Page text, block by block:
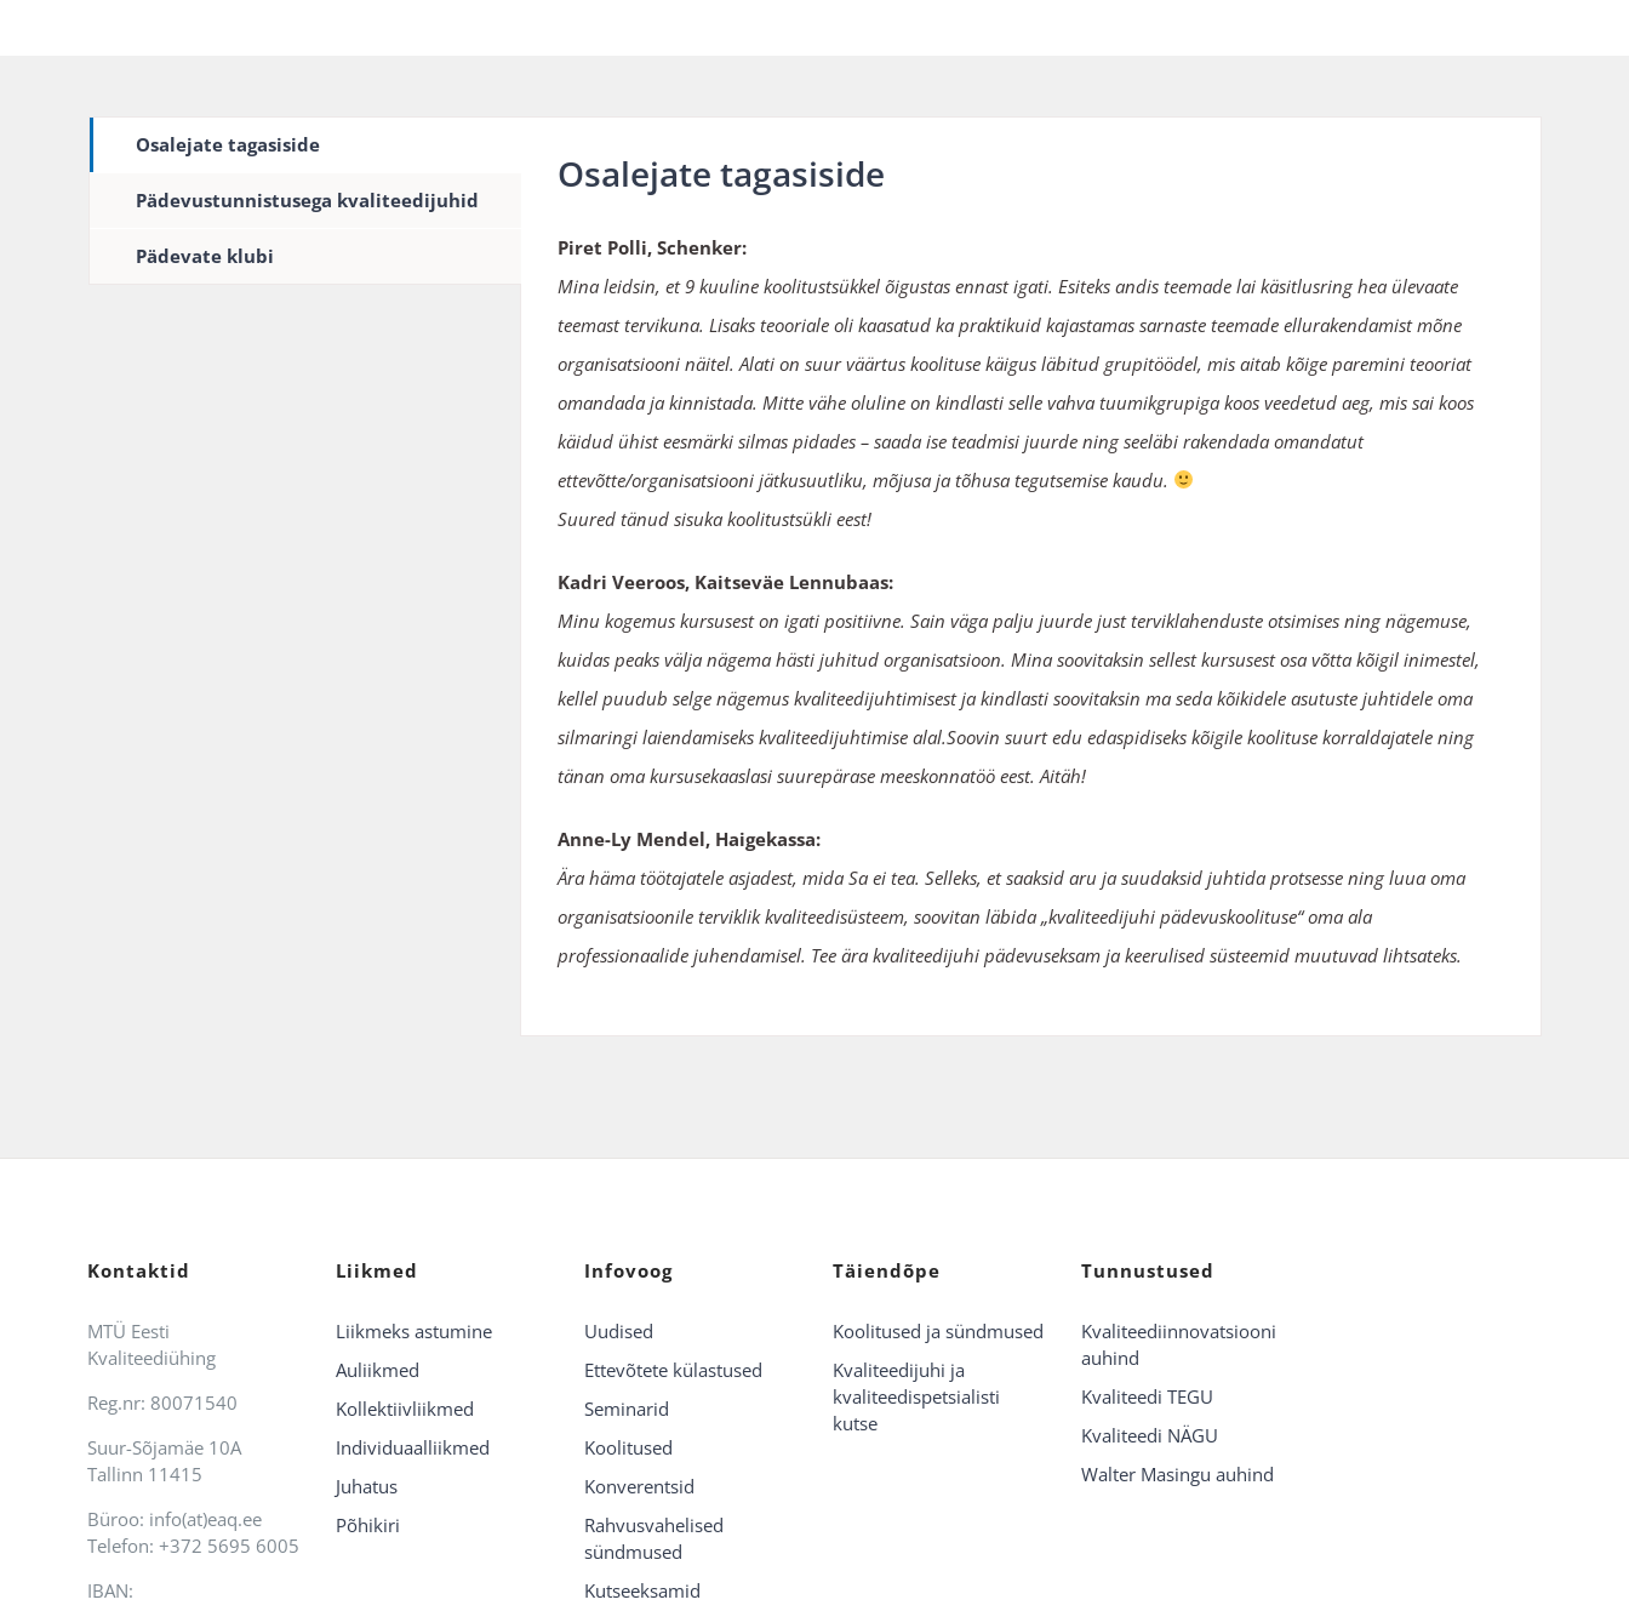
Osalejate tagasiside
Pädevustunnistusega kvaliteedijuhid
Pädevate klubi
Osalejate tagasiside
Piret Polli, Schenker:
Mina leidsin, et 9 kuuline koolitustsükkel õigustas ennast igati. Esiteks andis teemade lai käsitlusring hea ülevaate
teemast tervikuna. Lisaks teooriale oli kaasatud ka praktikuid kajastamas sarnaste teemade ellurakendamist mõne
organisatsiooni näitel. Alati on suur väärtus koolituse käigus läbitud grupitöödel, mis aitab kõige paremini teooriat
omandada ja kinnistada. Mitte vähe oluline on kindlasti selle vahva tuumikgrupiga koos veedetud aeg, mis sai koos
käidud ühist eesmärki silmas pidades – saada ise teadmisi juurde ning seeläbi rakendada omandatut
ettevõtte/organisatsiooni jätkusuutliku, mõjusa ja tõhusa tegutsemise kaudu.
Suured tänud sisuka koolitustsükli eest!
Kadri Veeroos, Kaitseväe Lennubaas:
Minu kogemus kursusest on igati positiivne. Sain väga palju juurde just terviklahenduste otsimises ning nägemuse,
kuidas peaks välja nägema hästi juhitud organisatsioon. Mina soovitaksin sellest kursusest osa võtta kõigil inimestel,
kellel puudub selge nägemus kvaliteedijuhtimisest ja kindlasti soovitaksin ma seda kõikidele asutuste juhtidele oma
silmaringi laiendamiseks kvaliteedijuhtimise alal.Soovin suurt edu edaspidiseks kõigile koolituse korraldajatele ning
tänan oma kursusekaaslasi suurepärase meeskonnatöö eest. Aitäh!
Anne-Ly Mendel, Haigekassa:
Ära häma töötajatele asjadest, mida Sa ei tea. Selleks, et saaksid aru ja suudaksid juhtida protsesse ning luua oma
organisatsioonile terviklik kvaliteedisüsteem, soovitan läbida „kvaliteedijuhi pädevuskoolituse“ oma ala
professionaalide juhendamisel. Tee ära kvaliteedijuhi pädevuseksam ja keerulised süsteemid muutuvad lihtsateks.
Kontaktid
MTÜ Eesti
Kvaliteediühing
Reg.nr: 80071540
Suur-Sõjamäe 10A
Tallinn 11415
Büroo: info(at)eaq.ee
Telefon: +372 5695 6005
IBAN:
Liikmed
Liikmeks astumine
Auliikmed
Kollektiivliikmed
Individuaalliikmed
Juhatus
Põhikiri
Infovoog
Uudised
Ettevõtete külastused
Seminarid
Koolitused
Konverentsid
Rahvusvahelised
sündmused
Kutseeksamid
Täiendõpe
Koolitused ja sündmused
Kvaliteedijuhi ja
kvaliteedispetsialisti
kutse
Tunnustused
Kvaliteediinnovatsiooni
auhind
Kvaliteedi TEGU
Kvaliteedi NÄGU
Walter Masingu auhind